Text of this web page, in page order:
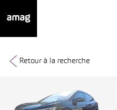
Retour à la recherche